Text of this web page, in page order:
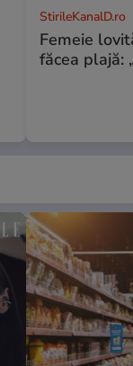
StirileKanalD.ro
Femeie
făcea plajă: